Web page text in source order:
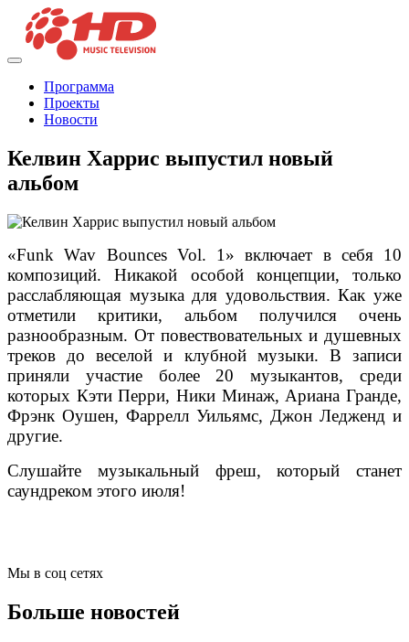
Программа
Проекты
Новости
Келвин Харрис выпустил новый
альбом
«Funk Wav Bounces Vol. 1» включает в себя 10
композиций. Никакой особой концепции, только
расслабляющая музыка для удовольствия. Как уже
отметили критики, альбом получился очень
разнообразным. От повествовательных и душевных
треков до веселой и клубной музыки. В записи
приняли участие более 20 музыкантов, среди
которых Кэти Перри, Ники Минаж, Ариана Гранде,
Фрэнк Оушен, Фаррелл Уильямс, Джон Ледженд и
другие.
Слушайте музыкальный фреш, который станет
саундреком этого июля!
Мы в соц сетях
Больше новостей